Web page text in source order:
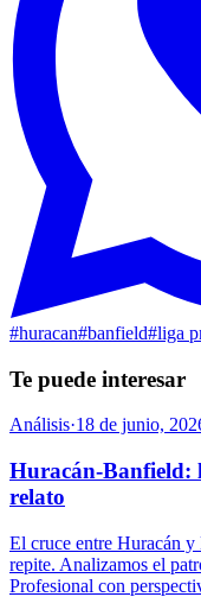
#huracan#banfield#liga
Te puede interesar
Análisis·18 de junio,
Huracán-Banfield:
relato
El cruce entre Huracán
repite. Analizamos el
Profesional con